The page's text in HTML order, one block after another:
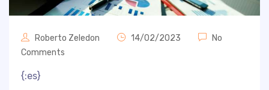
Roberto Zeledon 14/02/2023
No
Comments
{:es}